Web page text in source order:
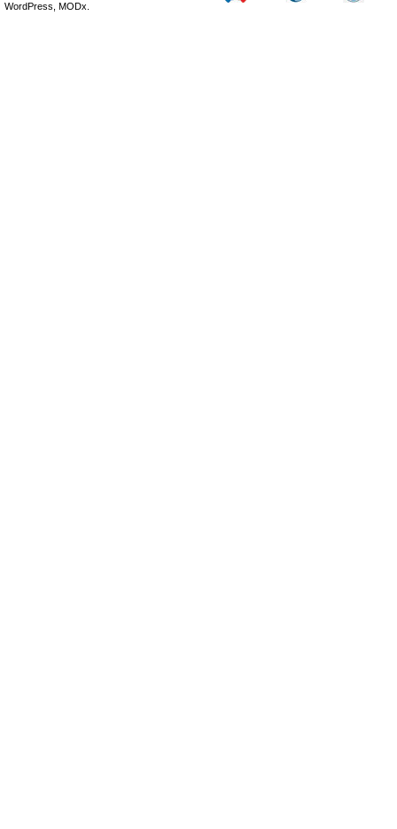
WordPress, MODx.